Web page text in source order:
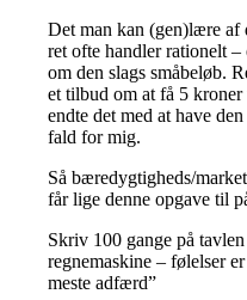
Det man kan (gen)lære af
ret ofte handler rationelt
om den slags småbeløb.
et tilbud om at få 5
endte det med at have
fald for mig.
Så bæredygtigheds/
får lige denne opgave til
Skriv 100 gange på
regnemaskine – følelser
meste adfærd”